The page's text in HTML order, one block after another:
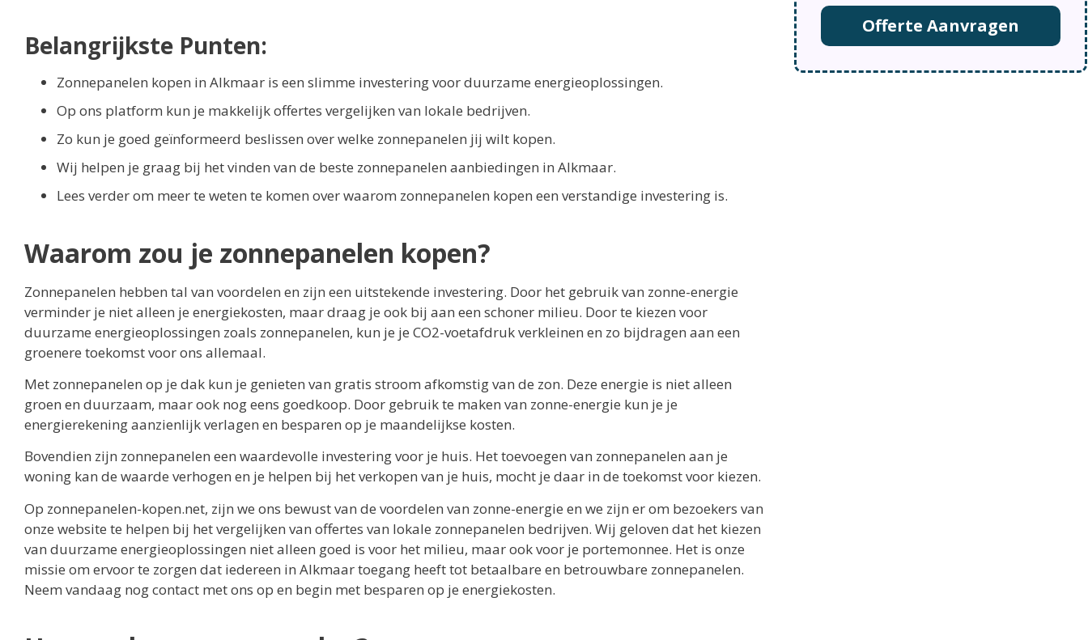
Belangrijkste Punten:
Zonnepanelen kopen in Alkmaar is een slimme investering voor duurzame energieoplossingen.
Op ons platform kun je makkelijk offertes vergelijken van lokale bedrijven.
Zo kun je goed geïnformeerd beslissen over welke zonnepanelen jij wilt kopen.
Wij helpen je graag bij het vinden van de beste zonnepanelen aanbiedingen in Alkmaar.
Lees verder om meer te weten te komen over waarom zonnepanelen kopen een verstandige investering is.
Waarom zou je zonnepanelen kopen?
Zonnepanelen hebben tal van voordelen en zijn een uitstekende investering. Door het gebruik van zonne-energie
verminder je niet alleen je energiekosten, maar draag je ook bij aan een schoner milieu. Door te kiezen voor
duurzame energieoplossingen zoals zonnepanelen, kun je je CO2-voetafdruk verkleinen en zo bijdragen aan een
groenere toekomst voor ons allemaal.
Met zonnepanelen op je dak kun je genieten van gratis stroom afkomstig van de zon. Deze energie is niet alleen
groen en duurzaam, maar ook nog eens goedkoop. Door gebruik te maken van zonne-energie kun je je
energierekening aanzienlijk verlagen en besparen op je maandelijkse kosten.
Bovendien zijn zonnepanelen een waardevolle investering voor je huis. Het toevoegen van zonnepanelen aan je
woning kan de waarde verhogen en je helpen bij het verkopen van je huis, mocht je daar in de toekomst voor kiezen.
Op zonnepanelen-kopen.net, zijn we ons bewust van de voordelen van zonne-energie en we zijn er om bezoekers van
onze website te helpen bij het vergelijken van offertes van lokale zonnepanelen bedrijven. Wij geloven dat het kiezen
van duurzame energieoplossingen niet alleen goed is voor het milieu, maar ook voor je portemonnee. Het is onze
missie om ervoor te zorgen dat iedereen in Alkmaar toegang heeft tot betaalbare en betrouwbare zonnepanelen.
Neem vandaag nog contact met ons op en begin met besparen op je energiekosten.
Offerte Aanvragen